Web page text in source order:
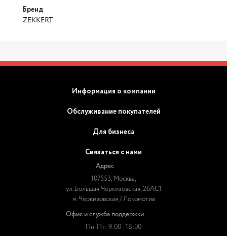
Бренд
ZEKKERT
Информация о компании
Обслуживание покупателей
Для бизнеса
Связаться с нами
Адрес
107553, Москва,
ул. Большая Черкизовская, 26АС1
м. Черкизовская / Локомотив
Офис и служба поддержки
Пн-Пт: 9:00 - 18:00